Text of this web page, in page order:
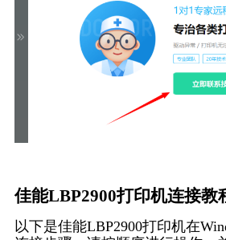
佳能LBP2900打印机连接教
以下是佳能LBP2900打印机在